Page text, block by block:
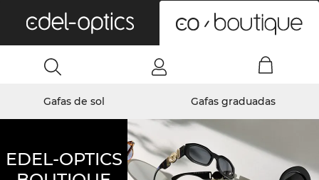
Gafas de sol Gafas graduadas
EDEL-OPTICS